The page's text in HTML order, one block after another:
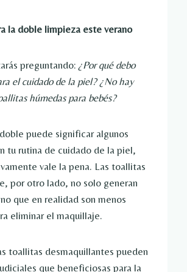
la doble limpieza este verano
preguntando: ¿Por qué debo
el cuidado de la piel? ¿No hay
húmedas para bebés?
puede significar algunos
tu rutina de cuidado de la piel,
vale la pena. Las toallitas
por otro lado, no solo generan
que en realidad son menos
eliminar el maquillaje.
toallitas desmaquillantes pueden
que beneficiosas para la